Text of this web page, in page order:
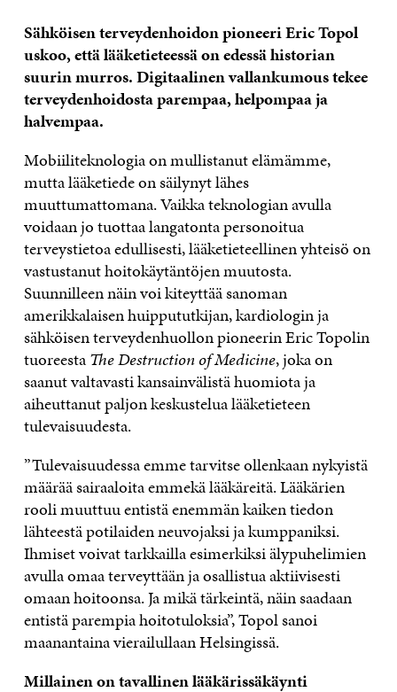
Sähköisen terveydenhoidon pioneeri Eric Topol
uskoo, että lääketieteessä on edessä historian
suurin murros. Digitaalinen vallankumous tekee
terveydenhoidosta parempaa, helpompaa ja
halvempaa.
Mobiiliteknologia on mullistanut elämämme,
mutta lääketiede on säilynyt lähes
muuttumattomana. Vaikka teknologian avulla
voidaan jo tuottaa langatonta personoitua
terveystietoa edullisesti, lääketieteellinen yhteisö on
vastustanut hoitokäytäntöjen muutosta.
Suunnilleen näin voi kiteyttää sanoman
amerikkalaisen huippututkijan, kardiologin ja
sähköisen terveydenhuollon pioneerin Eric Topolin
tuoreestaThe Destruction of Medicine, joka on
saanut valtavasti kansainvälistä huomiota ja
aiheuttanut paljon keskustelua lääketieteen
tulevaisuudesta.
”Tulevaisuudessa emme tarvitse ollenkaan nykyistä
määrää sairaaloita emmekä lääkäreitä. Lääkärien
rooli muuttuu entistä enemmän kaiken tiedon
lähteestä potilaiden neuvojaksi ja kumppaniksi.
Ihmiset voivat tarkkailla esimerkiksi älypuhelimien
avulla omaa terveyttään ja osallistua aktiivisesti
omaan hoitoonsa. Ja mikä tärkeintä, näin saadaan
entistä parempia hoitotuloksia”, Topol sanoi
maanantaina vierailullaan Helsingissä.
Millainen on tavallinen lääkärissäkäynti